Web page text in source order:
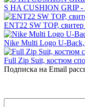
S HA CUSHION GRIP
ENT22 SW TOP,
Nike Multi Logo U-
Full Zip Suit, костюм
Подписка на Email